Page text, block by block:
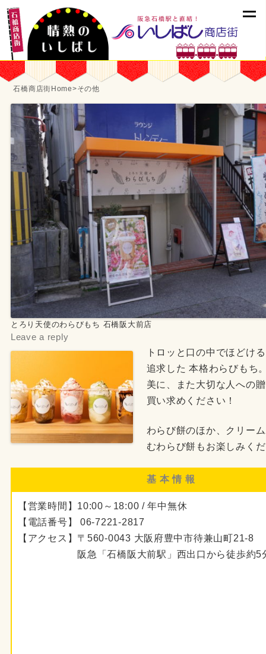
石橋商店街Home>その他
とろり天使のわらびもち 石橋阪大前店
Leave a reply
トロッと口の中でほどけ
追求した 本格わらびもち
美に、また大切な人への
買い求めください！
わらび餅のほか、クリー
むわらび餅もお楽しみく
基 本 情 報
【営業時間】10:00～18:00 / 年中無休
【電話番号】 06-7221-2817
【アクセス】〒560-0043 大阪府豊中市待兼山町21-8
阪急「石橋阪大前駅」西出口から徒歩約5